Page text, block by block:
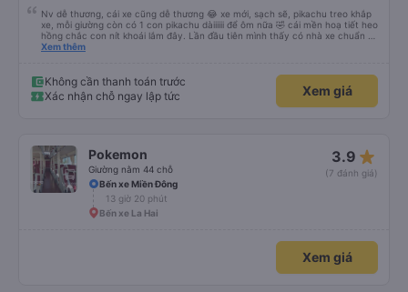
Nv dễ thương, cái xe cũng dễ thương 😂 xe mới, sạch sẽ, pikachu treo khắp
xe, mỗi giường còn có 1 con pikachu dàiiiiii để ôm nữa 🤣 cái mền hoạ tiết heo
hồng chắc con nít khoái lắm đây. Lần đầu tiên mình thấy có nhà xe chuẩn bị
cả bàn chải đánh răng. Có 2 ông bà cụ lên xe còn được nv dẫn tới tận nơi để
Xem thêm
Không cần thanh toán trước
Xác nhận chỗ ngay lập tức
Xem giá
Pokemon
Giường nằm 44 chỗ
3.9 star_rate
(7 đánh giá)
Bến xe Miền Đông
13 giờ 20 phút
Bến xe La Hai
Xem giá